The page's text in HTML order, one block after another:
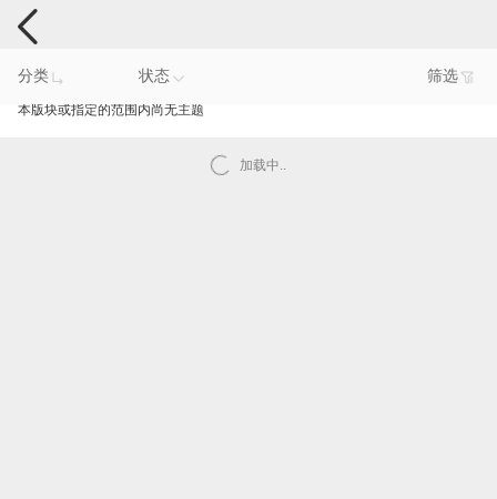
手机反馈
分类 状态 筛选
本版块或指定的范围内尚无主题
加载中..